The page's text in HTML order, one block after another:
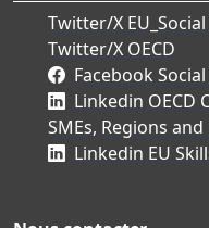
Twitter/X EU_Social
Twitter/X OECD
Facebook
Linkedin OECD
SMEs, Regions and
Linkedin EU